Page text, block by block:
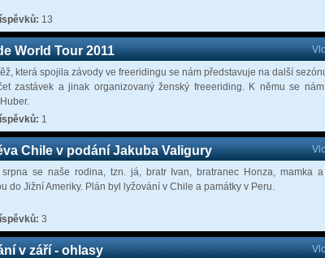
13
World Tour 2011
která spojila závody ve freeridingu se nám představuje na další
zastávek a jinak organizovaný ženský freeeriding. K němu se
1
Chile v podání Jakuba Valigury
srpna se naše rodina, tzn. já, bratr Ivan, bratranec Honza, mamka
do Jižní Ameriky. Plán byl lyžování v Chile a památky v Peru.
3
v září - ohlasy